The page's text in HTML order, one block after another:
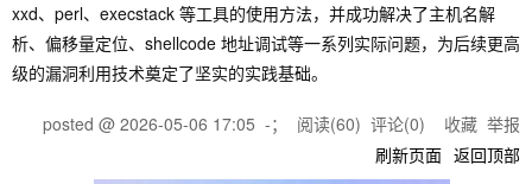
xxd、 perl、 execstack 等工具的使用方法，并成功解决了主机名解
析、偏移量定位、shellcode 地址调试等一系列实际问题，为后续更高
级的漏洞利用技术奠定了坚实的实践基础。
posted @ 2026-05-06 17:05 -； 阅读(60) 评论(0) 收藏 举报
刷新页面 返回顶部